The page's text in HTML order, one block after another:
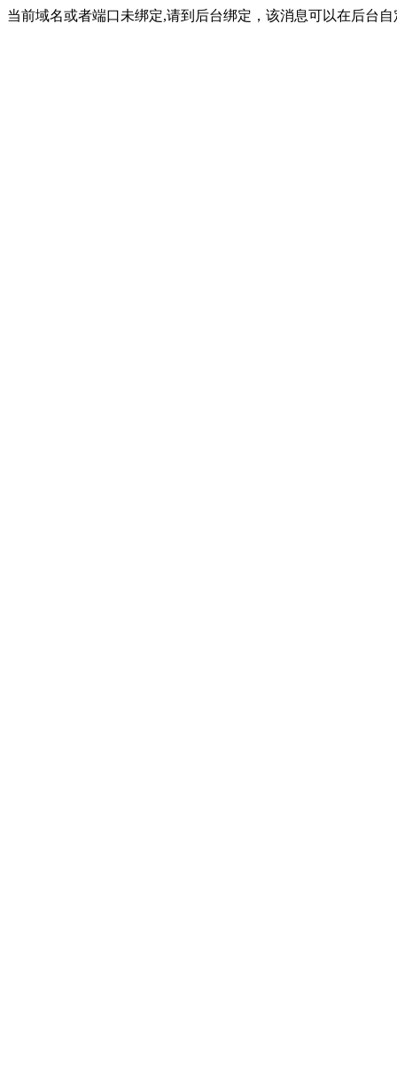
当前域名或者端口未绑定,请到后台绑定，该消息可以在后台自